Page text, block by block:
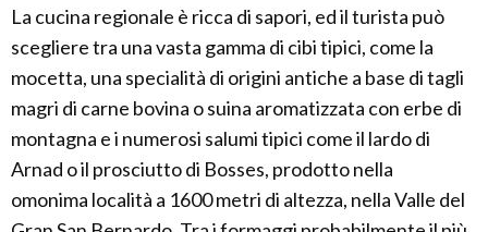
La cucina regionale è ricca di sapori, ed il turista può
scegliere tra una vasta gamma di cibi tipici, come la
mocetta, una specialità di origini antiche a base di tagli
magri di carne bovina o suina aromatizzata con erbe di
montagna e i numerosi salumi tipici come il lardo di
Arnad o il prosciutto di Bosses, prodotto nella
omonima località a 1600 metri di altezza, nella Valle del